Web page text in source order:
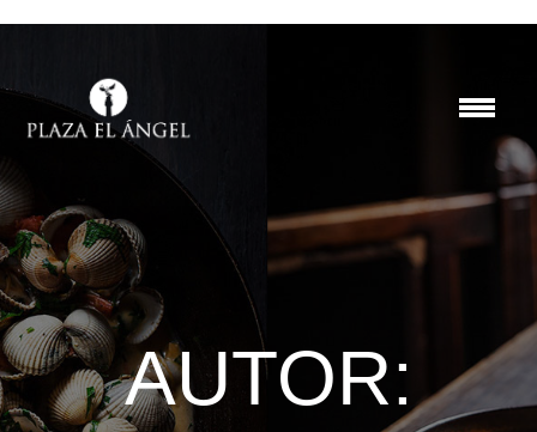
AUTOR: